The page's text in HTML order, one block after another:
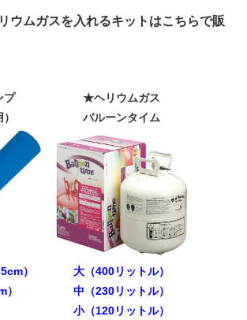
ウムガスを入れるキットはこちらで販
プ
）
★ヘリウムガス
バルーンタイム
大（400リットル）
中（230リットル）
小（120リットル）